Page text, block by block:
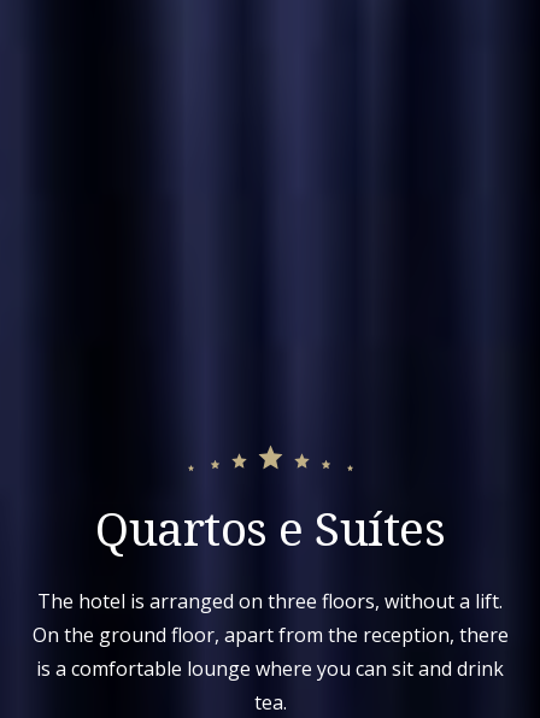
Quartos e Suítes
The hotel is arranged on three floors, without a lift.
On the ground floor, apart from the reception, there
is a comfortable lounge where you can sit and drink
tea.